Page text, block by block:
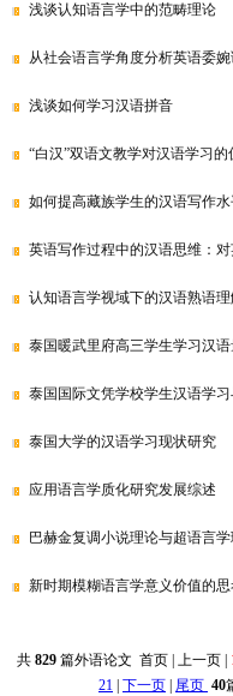
浅谈认知语言学中的范畴理论
从社会语言学角度分析英语委
浅谈如何学习汉语拼音
“白汉”双语文教学对汉语学习
如何提高藏族学生的汉语写作
英语写作过程中的汉语思维：
认知语言学视域下的汉语熟语
泰国暖武里府高三学生学习汉
泰国国际文凭学校学生汉语学
泰国大学的汉语学习现状研究
应用语言学质化研究发展综述
巴赫金复调小说理论与超语言
新时期模糊语言学意义价值的
共 829篇外语论文 首页 | 上一页 |
21 下一页 尾页 40